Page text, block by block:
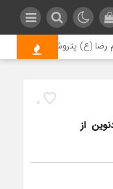
(ع) پتروشیمی اروند؛
0
از